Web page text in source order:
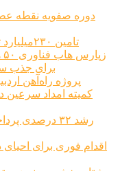
تامین ۲۳۰میلیارد تومان برای تکمیل تالار شهر اردبیل
برای جذب
پروژه راه‌آهن